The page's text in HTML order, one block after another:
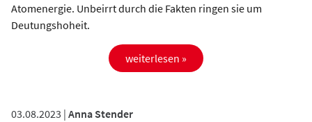
Atomenergie. Unbeirrt durch die Fakten ringen sie um
Deutungshoheit.
weiterlesen »
03.08.2023 | Anna Stender